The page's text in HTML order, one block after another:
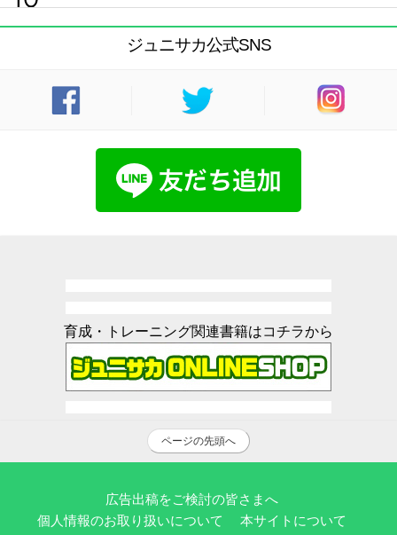
ジュニサカ公式SNS
育成・トレーニング関連書籍はコチラから
ページの先頭へ
広告出稿をご検討の皆さまへ
個人情報のお取り扱いについて
本サイトについて